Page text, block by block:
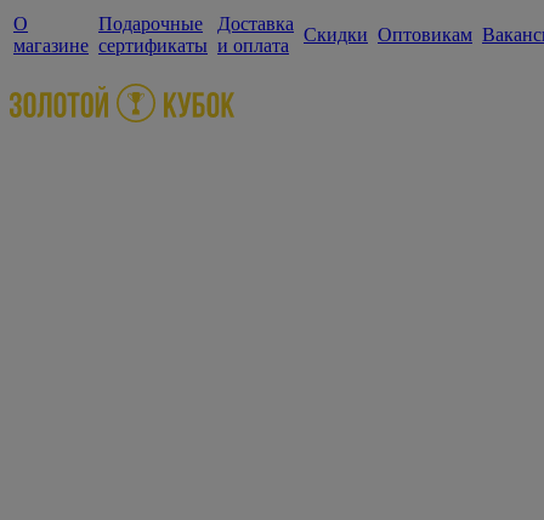
О
магазине
Подарочные
сертификаты
Доставка
и оплата
Скидки Оптовикам